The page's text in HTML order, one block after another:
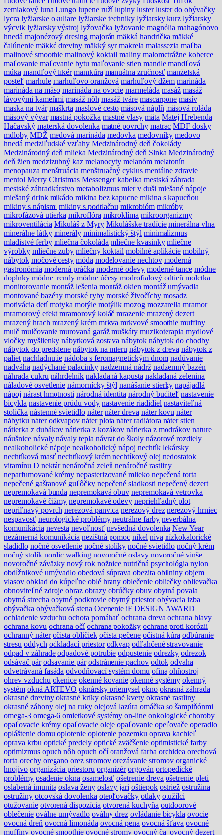
zemiakový luna Lungo lupene ruží lupiny luster luster do obývačky
lycra lyžiarske okuliare lyžiarske techniky lyžiarsky kurz lyžiarsky
výcvik lyžiarsky výstroj lyžovačka lyžovanie magnólia mahagónovo
hnedá majonézový dresing majorán mäkká handrička mäkké
čalúnenie mäkké dreviny mäkký syr makrela malassezia maľba
malinové smoothie malinový koktail maliny malometrážne koberce
maľovanie maľovanie bytu maľovanie stien mandle mandľová
múka mandľový likér manikúra manuálna zručnosť manželská
posteľ marhule marhuľovo oranžová marhuľový džem marináda
marináda na mäso marináda na ovocie marmeláda masáž masáž
lávovými kameňmi masáž nôh masáž tváre mascarpone masív
maska na tvár maškrta maslové cesto mäsová náplň mäsová roláda
mäsový vývar mastná pokožka mastné vlasy mäta Matej Hrebenda
Hačavský materská dovolenka matné povrchy matrac MDF dosky
mdloby MDŽ medová marináda medovka medovníky medovo
hnedá medziľudské vzťahy Medzinárodný deň čokolády
Medzinárodný deň mlieka Medzinárodný deň Slnka Medzinárodný
deň žien medzizubný kaz melanocyty melanóm melatonín
menopauza menštruácia menštruačný cyklus mentálne zdravie
mentol Merry Christmas Messenger kabelka mestská záhrada
mestské záhradkárstvo metabolizmus mier v duši miešané nápoje
miešaný drink mikádo mikina bez kapucne mikina s kapucňou
mikiny s nápismi mikiny s podtlačou mikrobióm mikróby
mikrofázová utierka mikroflóra mikroklíma mikroorganizmy
mikroventilácia Mikuláš z Myry Mikulášske tradície minerálna vlna
minerálne látky minerály minimalistický štýl minimalizmus
mladistvé ferby mliečna čokoláda mliečne kvasinky mliečne
výrobky mliečne zuby mliečny koktail mobilné aplikácie mobilný
nábytok močové cesty móda modelovanie nechtov moderná
gastronómia moderná práčka moderné odevy moderné tance módne
doplnky módne trendy módne účesy modrofialový odtieň moletka
monitorovanie montáž lešenia montáž okien montáž umývadla
montované bazény morské ryby morské živočíchy mosadz
motivácia detí motyka motýle motýlik mozog mozzarella mramor
mramorový efekt mramorový koláč mrazenie mrazený dezert
mrazený hrach mrazený krém mrkva mrkvové smoothie muffiny
mulč mulčovanie murovaná garáž muškáty muzikoterapia mydlové
vločky myšlienky nábytková zostava nábytok nábytok do chodby
nábytok do predsiene nábytok na mieru nábytok z dreva nábytok z
paliet nachladnutie nádoba s feromagnetickým dnom nadúvanie
nadváha nadýchané palacinky nadzemná nádrž nadzemný bazén
náhrada cukru náhrdelník nakladaná kapusta nakladaná zelenina
náladové osvetlenie námornícky štýl nanášanie stierky napájadlá
nápoj nárast hmotnosti národná identita národný buditeľ nastavenie
bicykla nastavenie prúdu vody nastavenie riadidiel nastaviteľná
stolička nástenné svietidlo náter náter dreva náter kovu náter
nábytku náter odkvapov náter plota náter radiátora náter stien
nátierka z dubákov nátierka z kozákov nátierka z modrákov nature
náušnice návaly návaly tepla návrat do školy názorové rozdiely
nealkoholické nápoje nealkoholický nápoj nechtík lekársky
nechtíková masť nechtíkový krém nechtíkový olej nedostatok
vitamínu D nektár nenáročná zeleň nenáročné rastliny
neparfumované krémy nepasterizované mlieko nepečená torta
nepečené gaštanové guľôčky nepečené sladkosti nepečený dezert
nepremokavá bunda nepremokavá obuv nepremokavá vetrovka
nepremokavé čižmy nepremokavé odevy nepriehľadný plot
nepriľnavý povrch nerezová panvica nerezový drez nerezový hrniec
nespavosť neurologické problémy neutrálne farby neverbálna
komunikácia nevesta nevoľnosť nevšedná dovolenka New Year
nezámerná komunikácia nezištná pomoc nikel niva nízkokalorické
sladidlo nočné osvetlenie nočné stolíky nočné svietidlo nočný krém
nočný stolík nordic walking novoročné oslavy novoročné vinše
novoročné záväzky nový rok nožnice nutričná psychológia nylon
obdĺžnikové umývadlo obedová súprava obezita obilniny objem
vlasov obklad do kúpeľne oblé hrany oblečenie obliečky oblievačka
obnoviteľné zdroje obraz obrazy obrúčky obuv obytná povala
obytná strecha obytné podkrovie obytný priestor obývacia izba
obývačka obývačková stena Ocenenie iF DESIGN AWARD
ochladenie vzduchu ochota pomáhať ochrana dreva ochrana hlavy
ochrana kovu ochrana očí ochrana pokožky ochrana proti korózii
ochranný náter očista obličiek očista pečene očistná kúra odbúranie
stresu oddych odkladací priestor odkvap odľahčené stravovanie
odpad v záhrade odpadové potrubie odpustenie odrezky odrezok
odsávač pár odsávanie pár odstránenie pachov odtok odvaha
odvetrávaná fasáda odvodňovací systém domu ofina ohňostroj
ohrev vzduchu okenice okenné kovanie okenné systémy okenný
systém okná ARTEVO oknársky priemysel okno okrasná záhrada
okrasné dreviny okrasné kríky okrasné kvety okrasné rastliny
okrasné záhony olej na ruky olejová lazúra omáčka so šampiňónmi
omega-3 omega-6 omietkové systémy on-line onkologické choroby
opaľovacie krémy opaľovacie oleje opaľovanie opeľovače operadlo
opláštenie domu oplotenie oplotenie pozemku oprava kachieľ
oprava krbu optické predely optické zväčšenie optimistické farby
optimizmus opuch nôh opuch očí oranžová farba orchidea orechová
torta orechy oregano orez stromov orezávanie stromov organické
hnojivo organizácia priestoru organizér orgován ortopedické
problémy osadenie okna osamelosť ošetrenie dreva ošetrenie pleti
oslabená imunita oslava ženy oslavy jari oštiepok ostriež ostružina
ostružiny otcovská dovolenka otepľovačky otlaky otužilci
otužovanie otvorená dispozícia otvorená kuchyňa outdoorové
oblečenie oválne umývadlo oválny drez ovládanie bicykla ovocie
ovocná dreň ovocná limonáda ovocná pena ovocná šťava ovocné
muffiny ovocné smoothie ovocné stromy ovocný čaj ovocný dezert